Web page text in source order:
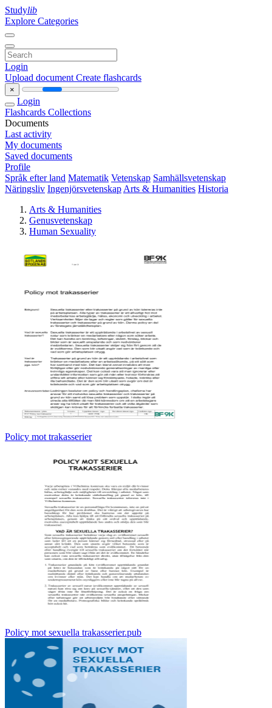
Studylib
Explore Categories
Login
Upload document Create flashcards
×
Login
Flashcards Collections
Documents
Last activity
My documents
Saved documents
Profile
Språk efter land Matematik Vetenskap Samhällsvetenskap
Näringsliv Ingenjörsvetenskap Arts & Humanities Historia
Arts & Humanities
Genusvetenskap
Human Sexuality
Policy mot trakasserier
Policy mot sexuella trakasserier.pub